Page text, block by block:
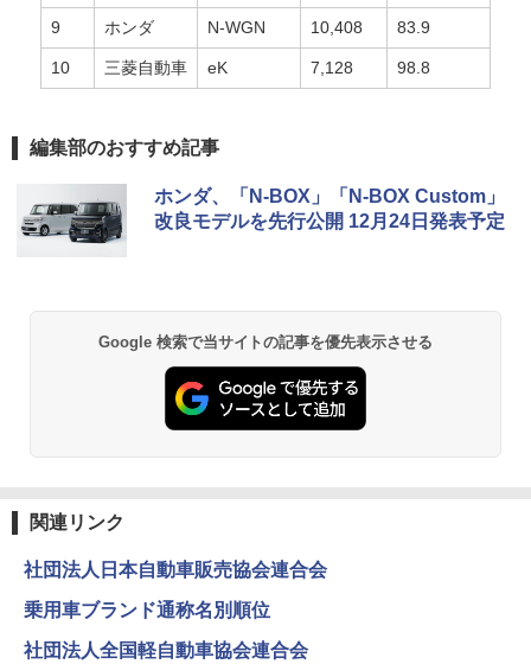
9 ホンダ N-WGN 10,408 83.9
10 三菱自動車 eK 7,128 98.8
編集部のおすすめ記事
ホンダ、「N-BOX」「N-BOX Custom」
改良モデルを先行公開 12月24日発表予定
Google 検索で当サイトの記事を優先表示させる
関連リンク
社団法人日本自動車販売協会連合会
乗用車ブランド通称名別順位
社団法人全国軽自動車協会連合会